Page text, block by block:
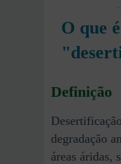
O que é
Definição
degradação
áreas áridas,